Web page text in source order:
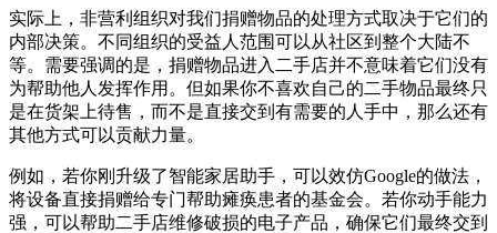
实际上，非营利组织对我们捐赠物品的处理方式取决于它们的
内部决策。不同组织的受益人范围可以从社区到整个大陆不
等。需要强调的是，捐赠物品进入二手店并不意味着它们没有
为帮助他人发挥作用。但如果你不喜欢自己的二手物品最终只
是在货架上待售，而不是直接交到有需要的人手中，那么还有
其他方式可以贡献力量。
例如，若你刚升级了智能家居助手，可以效仿Google的做法，
将设备直接捐赠给专门帮助瘫痪患者的基金会。若你动手能力
强，可以帮助二手店维修破损的电子产品，确保它们最终交到